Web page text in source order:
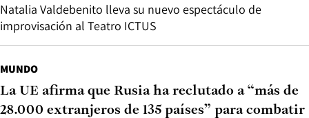
Natalia Valdebenito lleva su nuevo espectáculo de
improvisación al Teatro ICTUS
MUNDO
La UE afirma que Rusia ha reclutado a “más de
28.000 extranjeros de 135 países” para combatir